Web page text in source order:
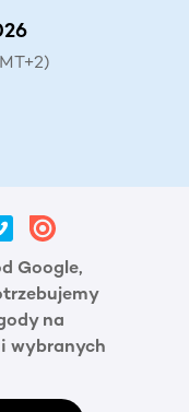
Google,
na
wybranych